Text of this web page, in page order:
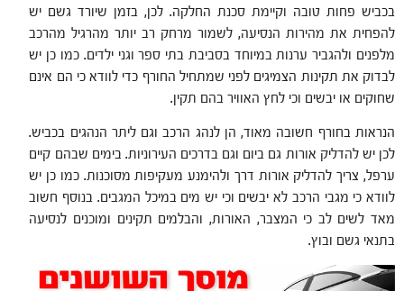
בכביש פחות טובה וקיימת סכנת החלקה. לכן, בזמן שיורד גשם יש
להפחית את מהירות הנסיעה, לשמור מרחק רב יותר מהרגיל מהרכב
מלפנים ולהגביר ערנות במיוחד בסביבת בתי ספר וגני ילדים. כמו כן יש
לבדוק את תקינות הצמיגים לפני שמתחיל החורף כדי לוודא כי הם אינם
שחוקים או יבשים וכי לחץ האוויר בהם תקין.
הנראות בחורף חשובה מאוד, הן לנהג הרכב וגם ליתר הנהגים בכביש.
לכן יש להדליק אורות גם ביום וגם בדרכים העירוניות. בימים שבהם קיים
ערפל, צריך להדליק אורות דרך ולהימנע מעקיפות מסוכנות. כמו כן יש
לוודא כי מגבי הרכב לא יבשים וכי יש מים במיכל המגבים. בנוסף חשוב
מאד לשים לב כי המצבר, האורות, והבלמים תקינים ומוכנים לנסיעה
בתנאי גשם ובוץ.